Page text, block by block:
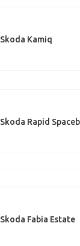
Skoda Kamiq
Skoda Rapid
Skoda Fabia Estate